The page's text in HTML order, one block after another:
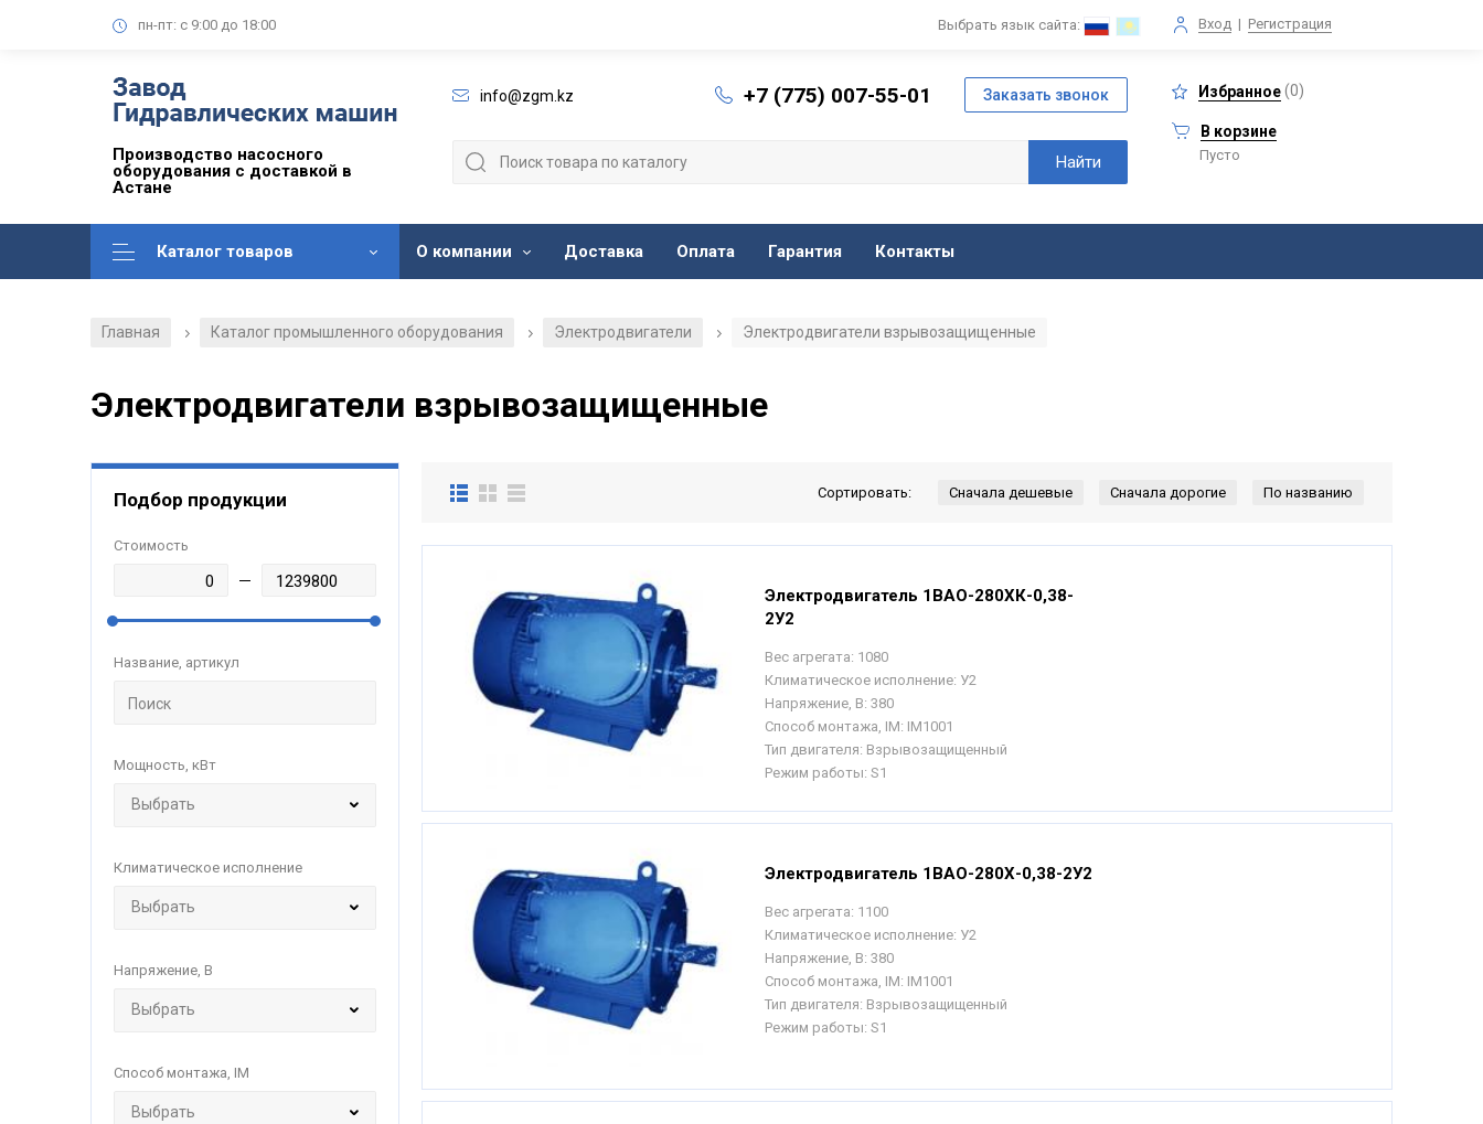
пн-пт: с 9:00 до 18:00 Вход | Регистрация
Выбрать язык сайта:
Производство насосного
оборудования с доставкой в
Астане
info@zgm.kz +7 (775) 007-55-01 Избранное(0)
В корзине
Пусто
Каталог товаров О компании Доставка Оплата Гарантия Контакты
Главная / Каталог промышленного оборудования / Электродвигатели / Электродвигатели взрывозащищенные
Электродвигатели взрывозащищенные
Подбор продукции
Стоимость
Название, артикул
Мощность, кВт
Климатическое исполнение
Напряжение, В
Способ монтажа, IM
Сортировать:
Электродвигатель 1ВАО-280ХК-0,38-
2У2
Вес агрегата: 1080
Климатическое исполнение: У2
Напряжение, В: 380
Способ монтажа, IM: IM1001
Тип двигателя: Взрывозащищенный
Режим работы: S1
Электродвигатель 1ВАО-280Х-0,38-2У2
Вес агрегата: 1100
Климатическое исполнение: У2
Напряжение, В: 380
Способ монтажа, IM: IM1001
Тип двигателя: Взрывозащищенный
Режим работы: S1